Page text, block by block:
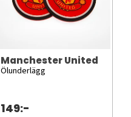
Manchester United
Ölunderlägg
149:-